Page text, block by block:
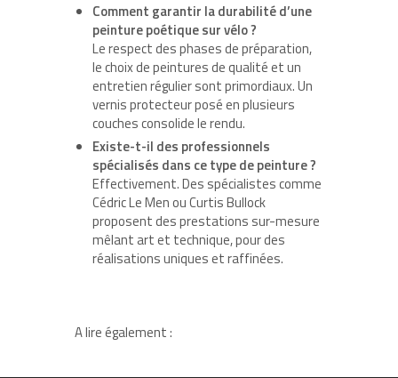
Comment garantir la durabilité d’une
peinture poétique sur vélo ?
Le respect des phases de préparation,
le choix de peintures de qualité et un
entretien régulier sont primordiaux. Un
vernis protecteur posé en plusieurs
couches consolide le rendu.
Existe-t-il des professionnels
spécialisés dans ce type de peinture ?
Effectivement. Des spécialistes comme
Cédric Le Men ou Curtis Bullock
proposent des prestations sur-mesure
mêlant art et technique, pour des
réalisations uniques et raffinées.
A lire également :